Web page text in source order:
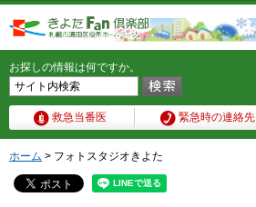
お探しの情報は何ですか。
救急当番医 緊急時の連絡先
ホーム > フォトスタジオきよた